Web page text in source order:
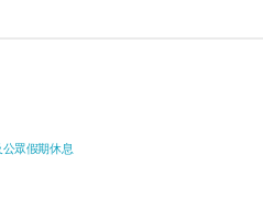
眾假期休息